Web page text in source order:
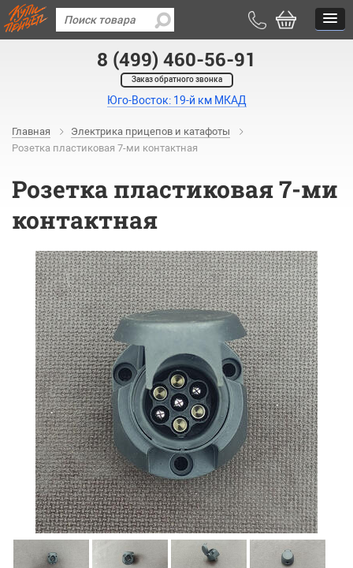
8 (499) 460-56-91
Заказ обратного звонка
Юго-Восток: 19-й км МКАД
Главная
Электрика прицепов и катафоты
Розетка пластиковая 7-ми контактная
Розетка пластиковая 7-ми
контактная